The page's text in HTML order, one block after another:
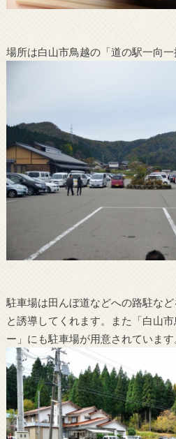
場所は白山市鳥越の「道の駅一向一
駐車場は田んぼ道などへの路駐な
と誘導してくれます。また「白山
ー」にも駐車場が用意されています